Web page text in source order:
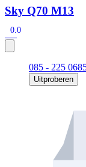
Sky Q70 M13
0.0
085 - 225
Uitproberen